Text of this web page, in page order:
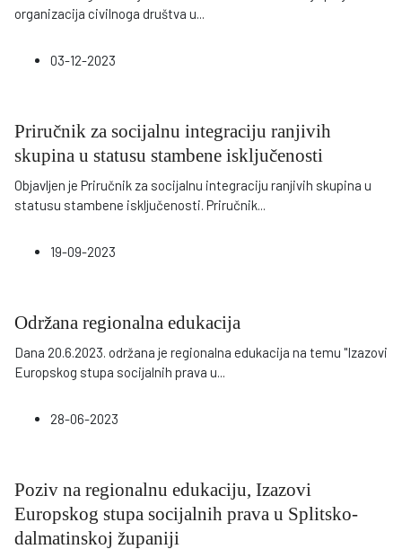
organizacija civilnoga društva u...
03-12-2023
Priručnik za socijalnu integraciju ranjivih
skupina u statusu stambene isključenosti
Objavljen je Priručnik za socijalnu integraciju ranjivih skupina u
statusu stambene isključenosti. Priručnik...
19-09-2023
Održana regionalna edukacija
Dana 20.6.2023. održana je regionalna edukacija na temu "Izazovi
Europskog stupa socijalnih prava u...
28-06-2023
Poziv na regionalnu edukaciju, Izazovi
Europskog stupa socijalnih prava u Splitsko-
dalmatinskoj županiji